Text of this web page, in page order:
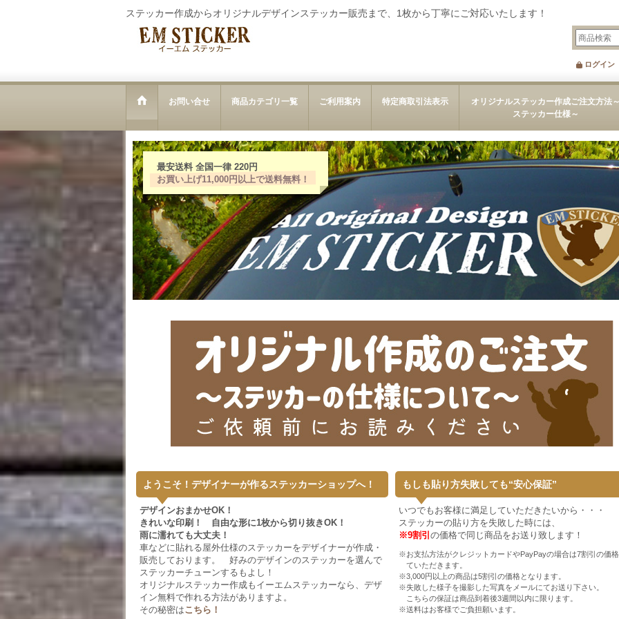
ステッカー作成からオリジナルデザインステッカー販売まで、1枚から丁寧にご対応いたします！
ログイン
お問い合せ 商品カテゴリ一覧 ご利用案内 特定商取引法表示
オリジナルステッカー作成ご注文方法
ステッカー仕様～
最安送料 全国一律 220円
お買い上げ11,000円以上で送料無料！
ようこそ！デザイナーが作るステッカーショップへ！
デザインおまかせOK！
きれいな印刷！ 自由な形に1枚から切り抜きOK！
雨に濡れても大丈夫！
車などに貼れる屋外仕様のステッカーをデザイナーが作成・
販売しております。 好みのデザインのステッカーを選んで
ステッカーチューンするもよし！
オリジナルステッカー作成もイーエムステッカーなら、デザ
イン無料で作れる方法がありますよ。
その秘密はこちら！
もしも貼り方失敗しても“安心保証”
いつでもお客様に満足していただきたいから・・・
ステッカーの貼り方を失敗した時には、
※9割引の価格で同じ商品をお送り致します！
※お支払方法がクレジットカードやPayPayの場合は7割引の価
ていただきます。
※3,000円以上の商品は5割引の価格となります。
※失敗した様子を撮影した写真をメールにてお送り下さい。
こちらの保証は商品到着後3週間以内に限ります。
※送料はお客様でご負担願います。